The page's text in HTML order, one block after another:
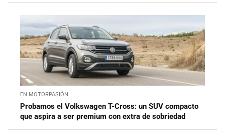
EN MOTORPASIÓN
Probamos el Volkswagen T-Cross: un SUV compacto
que aspira a ser premium con extra de sobriedad